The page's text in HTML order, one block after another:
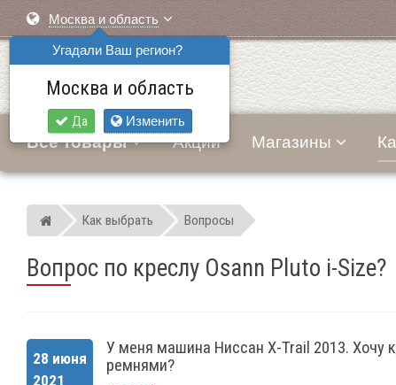
Москва и область
Угадали Ваш регион?
Москва и область
Да Изменить
Все товары Акции Магазины
Мир детских автокресел
Как выбрать Вопросы
Вопрос по креслу Osann Pluto i-Size?
28 июня
2021
У меня машина Ниссан X-Trail 2013. Хочу
ремнями?